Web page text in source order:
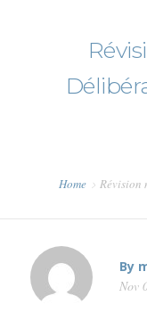
Home Révision
By
Nov